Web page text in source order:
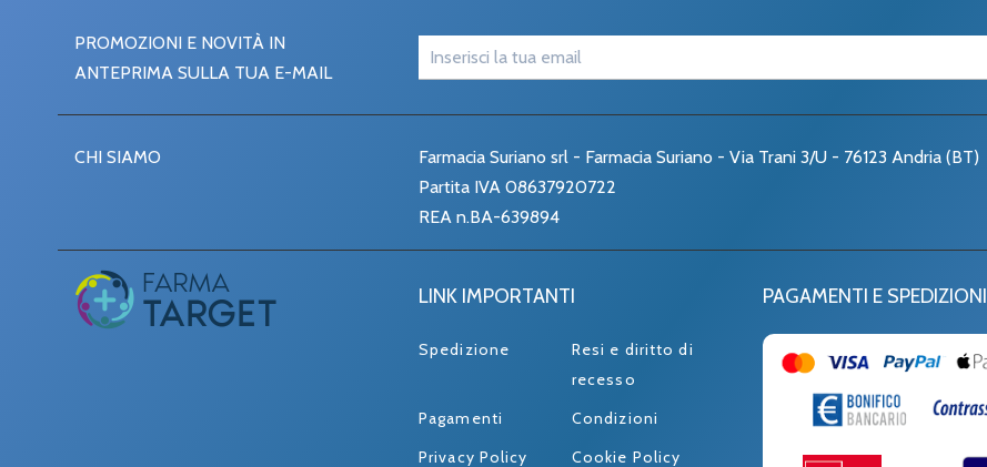
PROMOZIONI E NOVITÀ IN
ANTEPRIMA SULLA TUA E-MAIL
CHI SIAMO
Farmacia Suriano srl - Farmacia Suriano - Via Trani 3/U - 76123 Andria (BT)
Partita IVA 08637920722
REA n.BA-639894
LINK IMPORTANTI
Spedizione
Resi e diritto di
recesso
Pagamenti
Condizioni
Privacy Policy
Cookie Policy
PAGAMENTI E SPEDIZIONI